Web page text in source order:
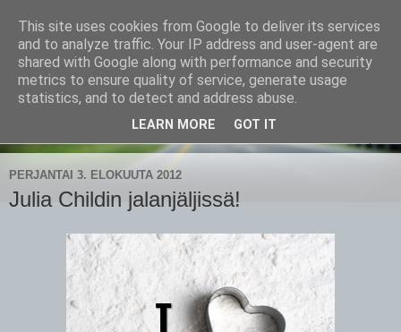
CampaSimpukka
kammen- ja kauhanpyöritystä
PERJANTAI 3. ELOKUUTA 2012
Julia Childin jalanjäljissä!
This site uses cookies from Google to deliver its services
and to analyze traffic. Your IP address and user-agent are
shared with Google along with performance and security
metrics to ensure quality of service, generate usage
statistics, and to detect and address abuse.
LEARN MORE GOT IT